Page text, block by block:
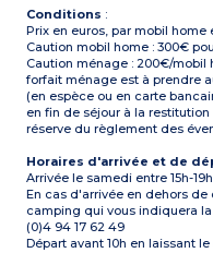
enfants et bébés inclus
Conditions :
Prix en euros, par mobil home
Caution mobil home : 300€
Caution ménage : 200€/mobil
forfait ménage est à prendre
(en espèce ou en carte
en fin de séjour à la
réserve du règlement des
Horaires d'arrivée et de
Arrivée le samedi entre 15h-19h
En cas d'arrivée en dehors
camping qui vous indiquera
(0)4 94 17 62 49
Départ avant 10h en laissant